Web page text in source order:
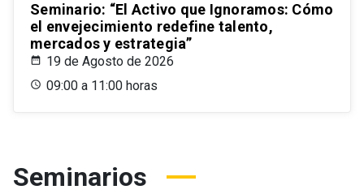
Seminario: “El Activo que Ignoramos: Cómo
el envejecimiento redefine talento,
mercados y estrategia”
19 de Agosto de 2026
09:00 a 11:00 horas
Seminarios